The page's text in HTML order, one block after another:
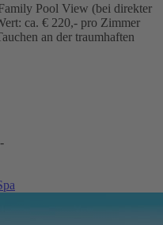
Pool View (bei direkter
ca. € 220,- pro Zimmer
an der traumhaften